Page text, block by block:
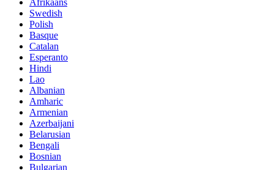
Afrikaans
Swedish
Polish
Basque
Catalan
Esperanto
Hindi
Lao
Albanian
Amharic
Armenian
Azerbaijani
Belarusian
Bengali
Bosnian
Bulgarian